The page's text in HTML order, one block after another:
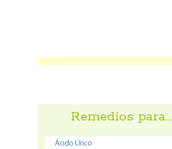
Remedios para…
Ácido Úrico